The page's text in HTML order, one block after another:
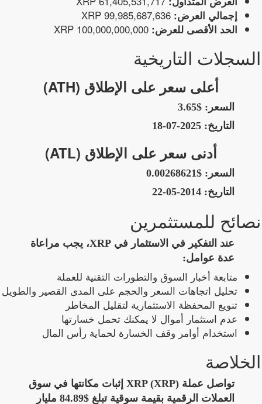
إجمالي العرض: 99,985,687,636 XRP
الحد الأقصى للعرض: 100,000,000,000 XRP
السجلات التاريخية
أعلى سعر على الإطلاق (ATH)
السعر: $3.65
التاريخ: 2025-07-18
أدنى سعر على الإطلاق (ATL)
السعر: $0.00268621
التاريخ: 2014-05-22
نصائح للمستثمرين
عند التفكير في الاستثمار في XRP، يجب مراعاة
عدة عوامل:
متابعة أخبار السوق والتطورات التقنية للعملة
تحليل اتجاهات السعر والحجم على المدى القصير والطويل
تنويع المحفظة الاستثمارية لتقليل المخاطر
عدم استثمار أموال لا يمكنك تحمل خسارتها
استخدام أوامر وقف الخسارة لحماية رأس المال
الخلاصة
تواصل عملة XRP (XRP) إثبات مكانتها في سوق
العملات الرقمية بقيمة سوقية تبلغ $84.89 مليار